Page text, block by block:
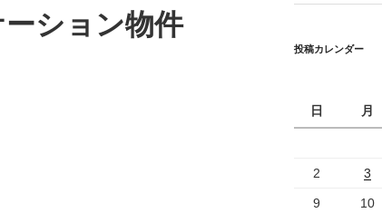
ション物件
投稿カレンダー
日
月
2 3
9 10